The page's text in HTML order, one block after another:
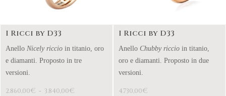
I Ricci by D33
Anello Nicely riccio in titanio, oro
e diamanti. Proposto in tre
versioni.
2.860,00€ - 3.840,00€
I Ricci by D33
Anello Chubby riccio in titanio,
oro e diamanti. Proposto in due
versioni.
4.730,00€